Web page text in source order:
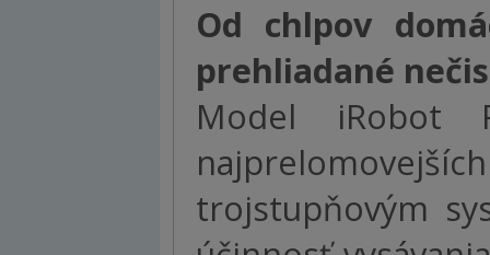
Od chlpov
prehliadané
Model iRobot
trojstupňovým